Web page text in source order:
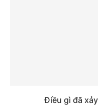
Điều gì đã